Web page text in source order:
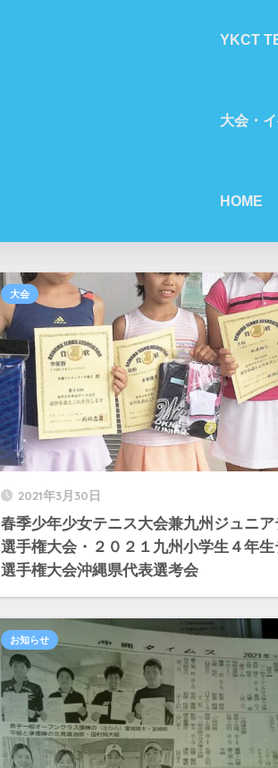
YKCT
大会・
HOME
2021年3月30日
春季少年少女テニス大会兼九州ジュニア
選手権大会・２０２１九州小学生４年生
選手権大会沖縄県代表選考会
大会
お知らせ